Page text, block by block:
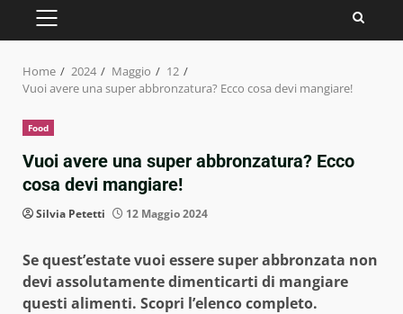
PRIMARY
MENU
Home 2024 Maggio
12
Vuoi avere una super abbronzatura? Ecco cosa devi mangiare!
Food
Vuoi avere una super abbronzatura? Ecco
cosa devi mangiare!
Silvia Petetti 12 Maggio 2024
Se quest’estate vuoi essere super abbronzata non
devi assolutamente dimenticarti di mangiare
questi alimenti. Scopri l’elenco completo.